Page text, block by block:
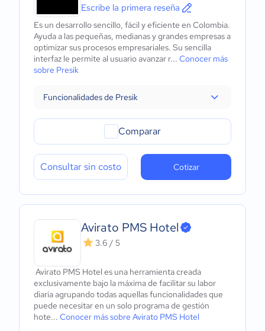
Escribe la primera reseña
Es un desarrollo sencillo, fácil y eficiente en Colombia.
Ayuda a las pequeñas, medianas y grandes empresas a
optimizar sus procesos empresariales. Su sencilla
interfaz le permite al usuario avanzar r... Conocer más
sobre Presik
Funcionalidades de Presik
Comparar
Consultar sin costo Cotizar
Avirato PMS Hotel
3.6 / 5
Avirato PMS Hotel es una herramienta creada
exclusivamente bajo la máxima de facilitar su labor
diaria agrupando todas aquellas funcionalidades que
puede necesitar en un solo programa de gestión
hote... Conocer más sobre Avirato PMS Hotel